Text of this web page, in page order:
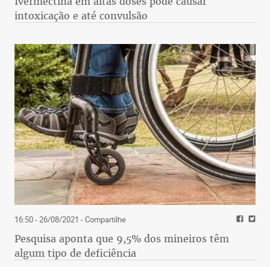
intoxicação e até convulsão
16:50 - 26/08/2021 - Compartilhe
Pesquisa aponta que 9,5% dos mineiros têm
algum tipo de deficiência